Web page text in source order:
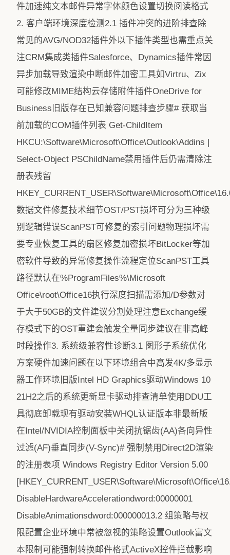
件加速纯文本邮件异常字体颜色设置切换阅读格式
2. 客户端环境深度检测2.1 插件冲突的进阶排查除
常见的AVG/NOD32插件外以下插件类型也需重点关
注CRM集成类插件Salesforce、Dynamics插件常因
异步加载导致渲染中断邮件加密工具如Virtru、Zix
可能修改MIME结构云存储附件插件OneDrive for
Business旧版存在已知兼容问题排查步骤# 获取当
前加载的COM插件列表 Get-ChildItem
HKCU:\Software\Microsoft\Office\Outlook\Addins |
Select-Object PSChildName禁用插件后仍需清除注
册表残留
数据文件修复技术细节OST/PST损坏可分为三种级
别逻辑错误ScanPST可修复的索引问题物理损坏需
要专业恢复工具的扇区修复加密损坏BitLocker等加
密软件导致的异常修复操作流程定位ScanPST工具
路径默认在%ProgramFiles%\Microsoft
Office\root\Office16执行深度扫描需添加/D参数对
于大于50GB的文件建议分割处理注意Exchange缓
存模式下的OST重建会触发全量同步建议在非高峰
时段操作3. 系统级兼容性诊断3.1 图形子系统优化
方案硬件加速问题在以下环境组合中高发4K/多显示
器工作环境旧版Intel HD Graphics驱动Windows 10
21H2之后的系统更新显卡驱动排查清单使用DDU工
具彻底卸载现有驱动安装WHQL认证版本非最新版
在Intel/NVIDIA控制面板中关闭抗锯齿(AA)各向异性
过滤(AF)垂直同步(V-Sync)# 强制禁用Direct2D渲染
的注册表项 Windows Registry Editor Version 5.00
DisableHardwareAccelerationdword:00000001
DisableAnimationsdword:000000013.2 组策略与权
限配置企业环境中常被忽视的策略设置Outlook富文
本限制可能强制转换邮件格式ActiveX控件拦截影响